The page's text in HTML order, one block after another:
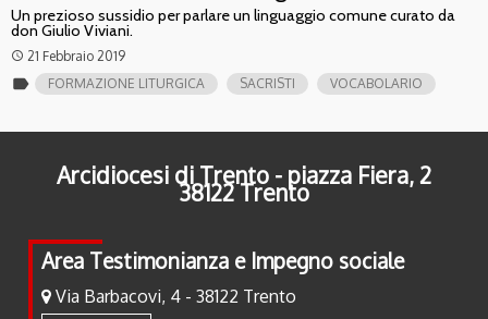
Un prezioso sussidio per parlare un linguaggio comune curato da
don Giulio Viviani.
access_time 21 Febbraio 2019
label FORMAZIONE LITURGICA SACRISTI VOCABOLARIO
Arcidiocesi di Trento - piazza Fiera, 2
38122 Trento
Area Testimonianza e Impegno sociale
Via Barbacovi, 4 - 38122 Trento